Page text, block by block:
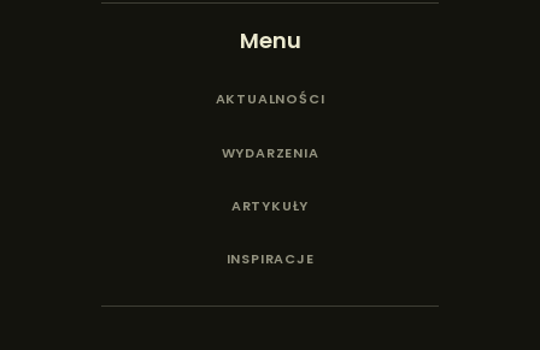
Menu
AKTUALNOŚCI
WYDARZENIA
ARTYKUŁY
INSPIRACJE